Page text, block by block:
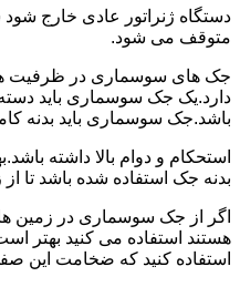
دستگاه ژنراتور عادی خارج
متوقف می شود.
جک های سوسماری در ظرفیت
باشد.جک سوسماری باید بدنه
استحکام و دوام بالا داشته
بدنه جک استفاده شده باشد تا
اگر از جک سوسماری در زمین
هستند استفاده می کنید بهتر
استفاده کنید که ضخامت این